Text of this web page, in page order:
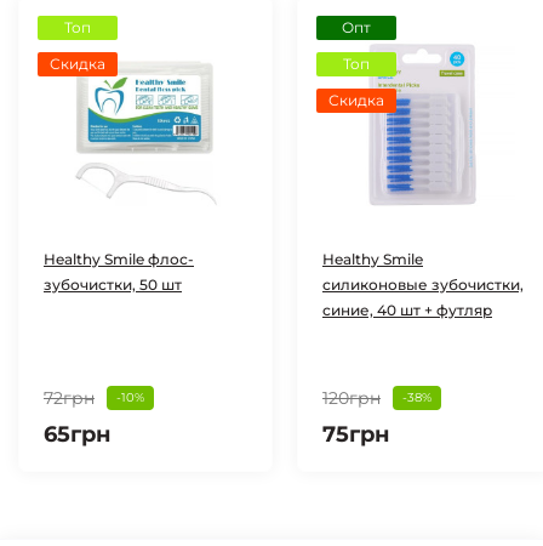
Топ
Скидка
Healthy Smile флос-
зубочистки, 50 шт
72грн -10%
65грн
Опт
Топ
Скидка
Healthy Smile
силиконовые зубочистки,
синие, 40 шт + футляр
120грн -38%
75грн